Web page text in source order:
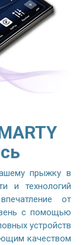
прыжку в
и технологий
от
с помощью
устройств
качеством